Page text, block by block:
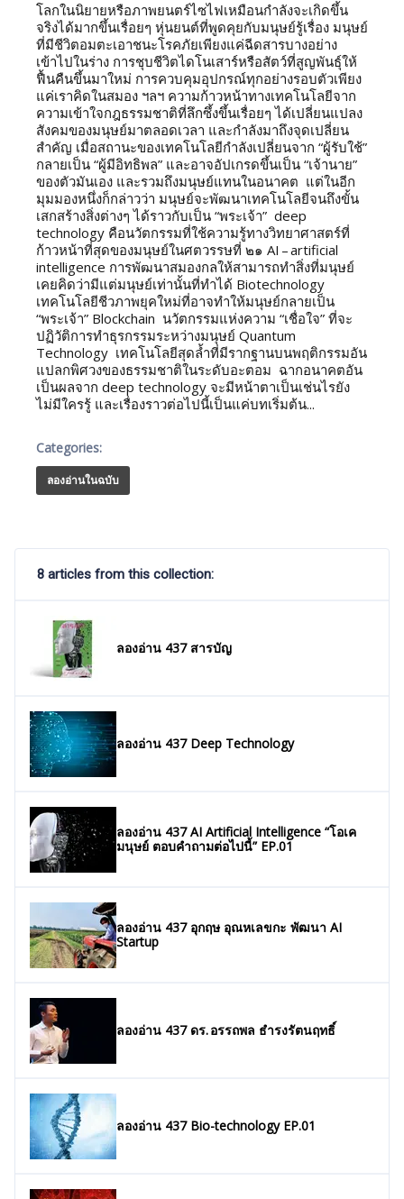
โลกในนิยายหรือภาพยนตร์ไซไฟเหมือนกำลังจะเกิดขึ้น
จริงได้มากขึ้นเรื่อยๆ หุ่นยนต์ที่พูดคุยกับมนุษย์รู้เรื่อง มนุษย์
ที่มีชีวิตอมตะเอาชนะโรคภัยเพียงแค่ฉีดสารบางอย่าง
เข้าไปในร่าง การชุบชีวิตไดโนเสาร์หรือสัตว์ที่สูญพันธุ์ให้
ฟื้นคืนขึ้นมาใหม่ การควบคุมอุปกรณ์ทุกอย่างรอบตัวเพียง
แค่เราคิดในสมอง ฯลฯ ความก้าวหน้าทางเทคโนโลยีจาก
ความเข้าใจกฎธรรมชาติที่ลึกซึ้งขึ้นเรื่อยๆ ได้เปลี่ยนแปลง
สังคมของมนุษย์มาตลอดเวลา และกำลังมาถึงจุดเปลี่ยน
สำคัญ เมื่อสถานะของเทคโนโลยีกำลังเปลี่ยนจาก “ผู้รับใช้”
กลายเป็น “ผู้มีอิทธิพล” และอาจอัปเกรดขึ้นเป็น “เจ้านาย”
ของตัวมันเอง และรวมถึงมนุษย์แทนในอนาคต แต่ในอีก
มุมมองหนึ่งก็กล่าวว่า มนุษย์จะพัฒนาเทคโนโลยีจนถึงขั้น
เสกสร้างสิ่งต่างๆ ได้ราวกับเป็น “พระเจ้า” deep
technology คือนวัตกรรมที่ใช้ความรู้ทางวิทยาศาสตร์ที่
ก้าวหน้าที่สุดของมนุษย์ในศตวรรษที่ ๒๑ AI – artificial
intelligence การพัฒนาสมองกลให้สามารถทำสิ่งที่มนุษย์
เคยคิดว่ามีแต่มนุษย์เท่านั้นที่ทำได้ Biotechnology
เทคโนโลยีชีวภาพยุคใหม่ที่อาจทำให้มนุษย์กลายเป็น
“พระเจ้า” Blockchain นวัตกรรมแห่งความ “เชื่อใจ” ที่จะ
ปฏิวัติการทำธุรกรรมระหว่างมนุษย์ Quantum
Technology เทคโนโลยีสุดล้ำที่มีรากฐานบนพฤติกรรมอัน
แปลกพิศวงของธรรมชาติในระดับอะตอม ฉากอนาคตอัน
เป็นผลจาก deep technology จะมีหน้าตาเป็นเช่นไรยัง
ไม่มีใครรู้ และเรื่องราวต่อไปนี้เป็นแค่บทเริ่มต้น...
Categories:
ลองอ่านในฉบับ
8 articles from this collection:
ลองอ่าน 437 สารบัญ
ลองอ่าน 437 Deep Technology
ลองอ่าน 437 AI Artificial Intelligence “โอเค
มนุษย์ ตอบคำถามต่อไปนี้” EP.01
ลองอ่าน 437 อุกฤษ อุณหเลขกะ พัฒนา AI
Startup
ลองอ่าน 437 ดร. อรรถพล ธำรงรัตนฤทธิ์
ลองอ่าน 437 Bio-technology EP.01